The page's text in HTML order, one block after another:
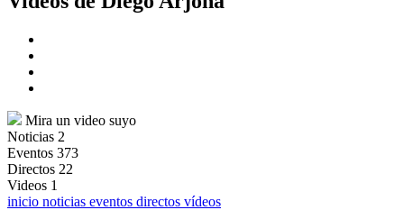
Mira un video suyo
Noticias 2
Eventos 373
Directos 22
Videos 1
inicio noticias eventos directos vídeos